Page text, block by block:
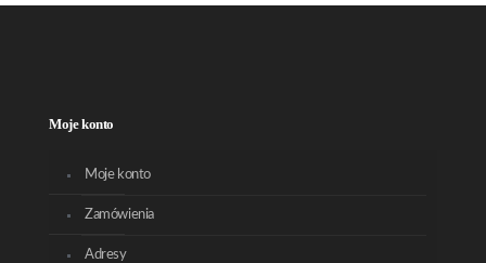
Moje konto
Moje konto
Zamówienia
Adresy